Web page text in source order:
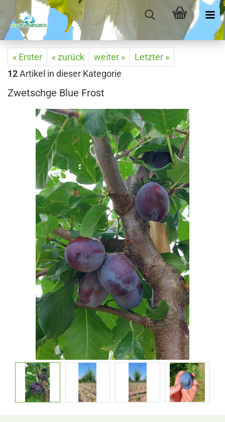
« Erster « zurück weiter »
Letzter »
12Artikel in dieser Kategorie
Zwetschge Blue Frost